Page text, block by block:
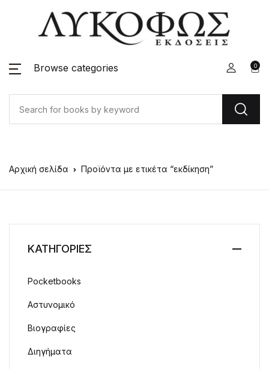
Browse categories 0
Αρχική σελίδα Προϊόντα με ετικέτα “εκδίκηση”
ΚΑΤΗΓΟΡΙΕΣ
Pocketbooks
Αστυνομικό
Βιογραφίες
Διηγήματα